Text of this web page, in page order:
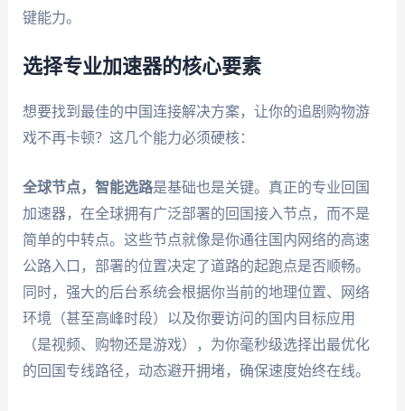
键能力。
选择专业加速器的核心要素
想要找到最佳的中国连接解决方案，让你的追剧购物游
戏不再卡顿？这几个能力必须硬核：
全球节点，智能选路是基础也是关键。真正的专业回国
加速器，在全球拥有广泛部署的回国接入节点，而不是
简单的中转点。这些节点就像是你通往国内网络的高速
公路入口，部署的位置决定了道路的起跑点是否顺畅。
同时，强大的后台系统会根据你当前的地理位置、网络
环境（甚至高峰时段）以及你要访问的国内目标应用
（是视频、购物还是游戏），为你毫秒级选择出最优化
的回国专线路径，动态避开拥堵，确保速度始终在线。